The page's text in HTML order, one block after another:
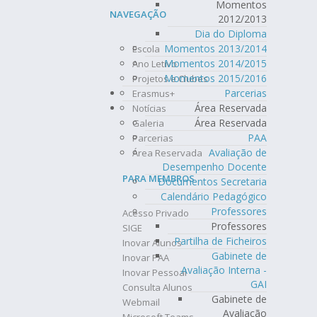
Momentos
2012/2013
Dia do Diploma
Momentos 2013/2014
Momentos 2014/2015
Momentos 2015/2016
Parcerias
Área Reservada
Área Reservada
PAA
Avaliação de
Desempenho Docente
Documentos Secretaria
Calendário Pedagógico
Professores
Professores
Partilha de Ficheiros
Gabinete de
Avaliação Interna -
GAI
Gabinete de
Avaliação
NAVEGAÇÃO
Escola
Ano Letivo
Projetos e Clubes
Erasmus+
Notícias
Galeria
Parcerias
Área Reservada
PARA MEMBROS
Acesso Privado
SIGE
Inovar Alunos
Inovar PAA
Inovar Pessoal
Consulta Alunos
Webmail